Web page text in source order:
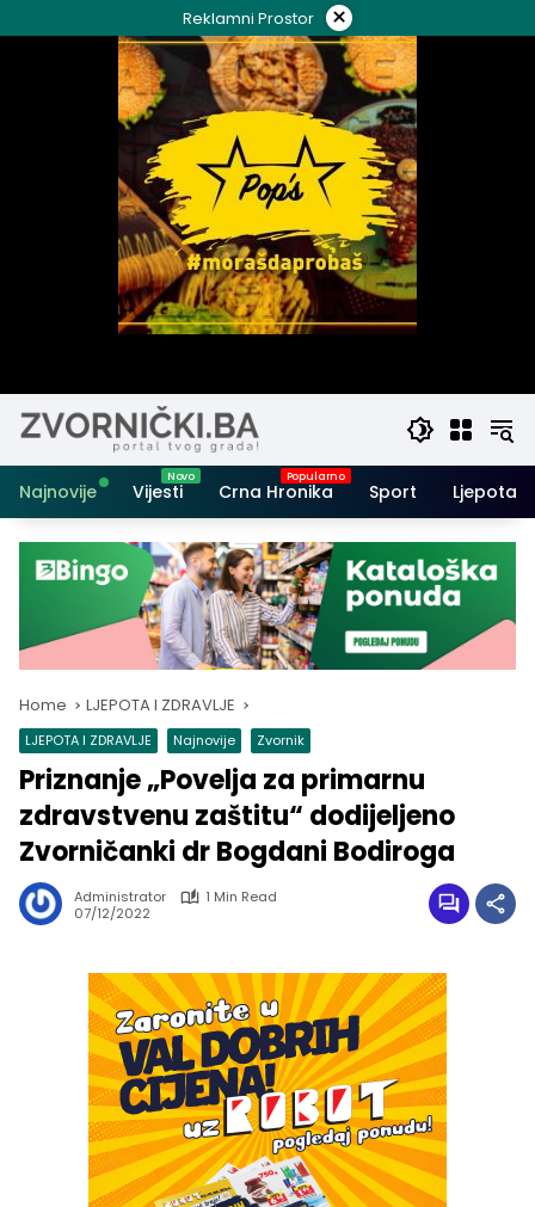
to
Reklamni Prostor ×
Najnovije Vijesti Crna Hronika Sport Ljepota i
Home LJEPOTA I ZDRAVLJE
LJEPOTA I ZDRAVLJE Najnovije Zvornik
Priznanje „Povelja za primarnu
zdravstvenu zaštitu“ dodijeljeno
Zvorničanki dr Bogdani Bodiroga
Administrator
1 Min Read
07/12/2022